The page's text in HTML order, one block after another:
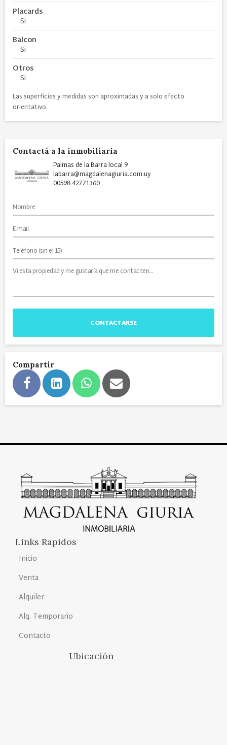
Placards
Si
Balcon
Si
Otros
Si
Las superficies y medidas son aproximadas y a solo efecto
orientativo.
Contactá a la inmobiliaria
Palmas de la Barra local 9
labarra@magdalenagiuria.com.uy
00598 42771360
CONTACTARSE
Compartir
Links Rapidos
Inicio
Venta
Alquiler
Alq. Temporario
Contacto
Ubicación